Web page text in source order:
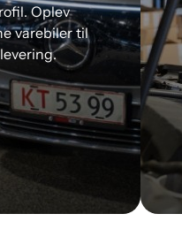
Oplev
varebiler til